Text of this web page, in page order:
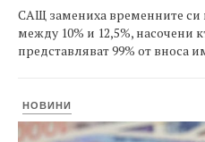
САЩ замениха временните си
между 10% и 12,5%, насочени
представляват 99% от вноса
НОВИНИ